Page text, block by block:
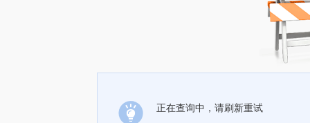
正在查询中，请刷新重试